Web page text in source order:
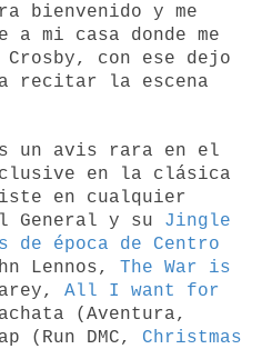
bienvenido y me
mi casa donde me
con ese dejo
recitar la escena
un avis rara en el
en la clásica
en cualquier
General y su Jingle
de época de Centro
Lennos, The War is
All I want for
(Aventura,
(Run DMC, Christmas